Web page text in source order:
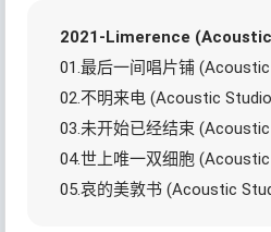
2021-Limerence
01.最后一间唱片铺
02.不明来电 (Acoustic
03.未开始已经结束
04.世上唯一双细胞
05.哀的美敦书 (Acoustic